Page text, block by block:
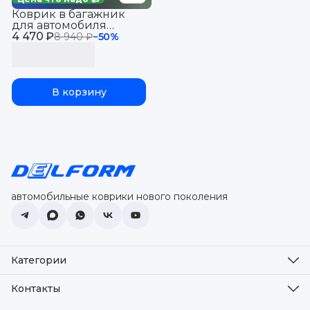
4 470 ₽8 940 ₽−50%
Коврик в багажник
для автомобиля
Эксид VX, EXEED VX
В корзину
автомобильные коврики нового поколения
Категории
Оплата
Доставка
Контакты